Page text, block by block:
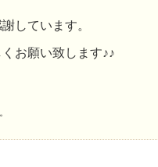
しています。
お願い致します♪♪